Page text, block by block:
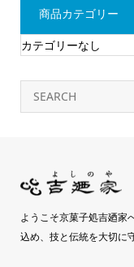
商品カテゴリー
カテゴリーなし
ようこそ京菓子処吉廼家
込め、技と伝統を大切に